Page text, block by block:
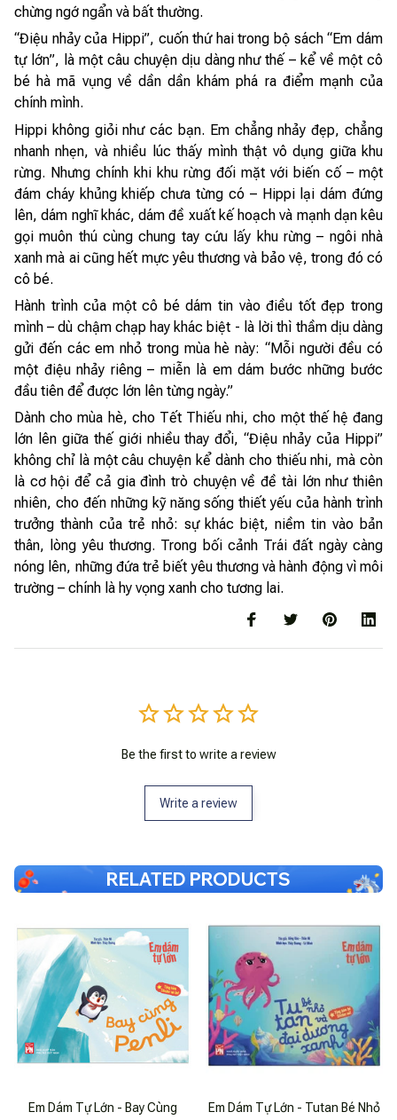
chừng ngớ ngẩn và bất thường.
“Điệu nhảy của Hippi”, cuốn thứ hai trong bộ sách “Em dám
tự lớn”, là một câu chuyện dịu dàng như thế – kể về một cô
bé hà mã vụng về dần dần khám phá ra điểm mạnh của
chính mình.
Hippi không giỏi như các bạn. Em chẳng nhảy đẹp, chẳng
nhanh nhẹn, và nhiều lúc thấy mình thật vô dụng giữa khu
rừng. Nhưng chính khi khu rừng đối mặt với biến cố – một
đám cháy khủng khiếp chưa từng có – Hippi lại dám đứng
lên, dám nghĩ khác, dám đề xuất kế hoạch và mạnh dạn kêu
gọi muôn thú cùng chung tay cứu lấy khu rừng – ngôi nhà
xanh mà ai cũng hết mực yêu thương và bảo vệ, trong đó có
cô bé.
Hành trình của một cô bé dám tin vào điều tốt đẹp trong
mình – dù chậm chạp hay khác biệt - là lời thì thầm dịu dàng
gửi đến các em nhỏ trong mùa hè này: “Mỗi người đều có
một điệu nhảy riêng – miễn là em dám bước những bước
đầu tiên để được lớn lên từng ngày.”
Dành cho mùa hè, cho Tết Thiếu nhi, cho một thế hệ đang
lớn lên giữa thế giới nhiều thay đổi, “Điệu nhảy của Hippi”
không chỉ là một câu chuyện kể dành cho thiếu nhi, mà còn
là cơ hội để cả gia đình trò chuyện về đề tài lớn như thiên
nhiên, cho đến những kỹ năng sống thiết yếu của hành trình
trưởng thành của trẻ nhỏ: sự khác biệt, niềm tin vào bản
thân, lòng yêu thương. Trong bối cảnh Trái đất ngày càng
nóng lên, những đứa trẻ biết yêu thương và hành động vì môi
trường – chính là hy vọng xanh cho tương lai.
Be the first to write a review
Write a review
RELATED PRODUCTS
Em Dám Tự Lớn - Bay Cùng
Em Dám Tự Lớn - Tutan Bé Nhỏ